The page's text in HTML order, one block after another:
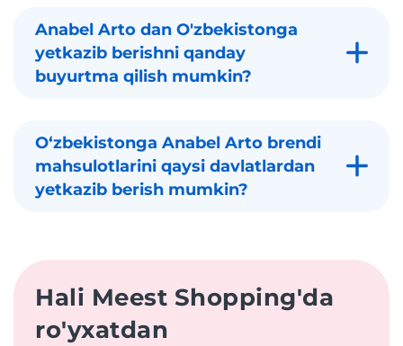
Anabel Arto dan O'zbekistonga
yetkazib berishni qanday
buyurtma qilish mumkin?
Oʻzbekistonga Anabel Arto brendi
mahsulotlarini qaysi davlatlardan
yetkazib berish mumkin?
Hali Meest Shopping'da
ro'yxatdan